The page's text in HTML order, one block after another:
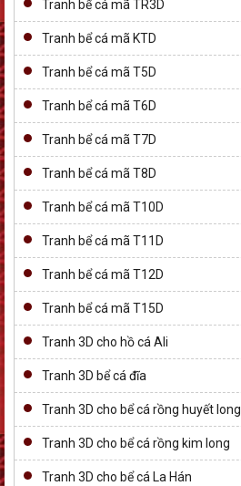
Tranh bể cá mã TR3D
Tranh bể cá mã KTD
Tranh bể cá mã T5D
Tranh bể cá mã T6D
Tranh bể cá mã T7D
Tranh bể cá mã T8D
Tranh bể cá mã T10D
Tranh bể cá mã T11D
Tranh bể cá mã T12D
Tranh bể cá mã T15D
Tranh 3D cho hồ cá Ali
Tranh 3D bể cá đĩa
Tranh 3D cho bể cá rồng huyết long
Tranh 3D cho bể cá rồng kim long
Tranh 3D cho bể cá La Hán